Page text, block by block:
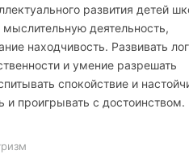
развития детей
мыслительную деятельность,
находчивость. Развивать
и умение разрешать
спокойствие и
и проигрывать с достоинством.